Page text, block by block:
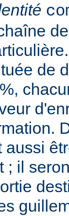
de
aussi
; il